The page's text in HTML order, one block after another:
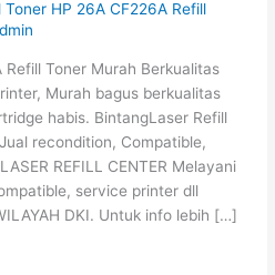
Toner HP 26A CF226A Refill
Refill Toner Murah Berkualitas
Murah bagus berkualitas
habis. BintangLaser Refill
recondition, Compatible,
REFILL CENTER Melayani
service printer dll
DKI. Untuk info lebih […]